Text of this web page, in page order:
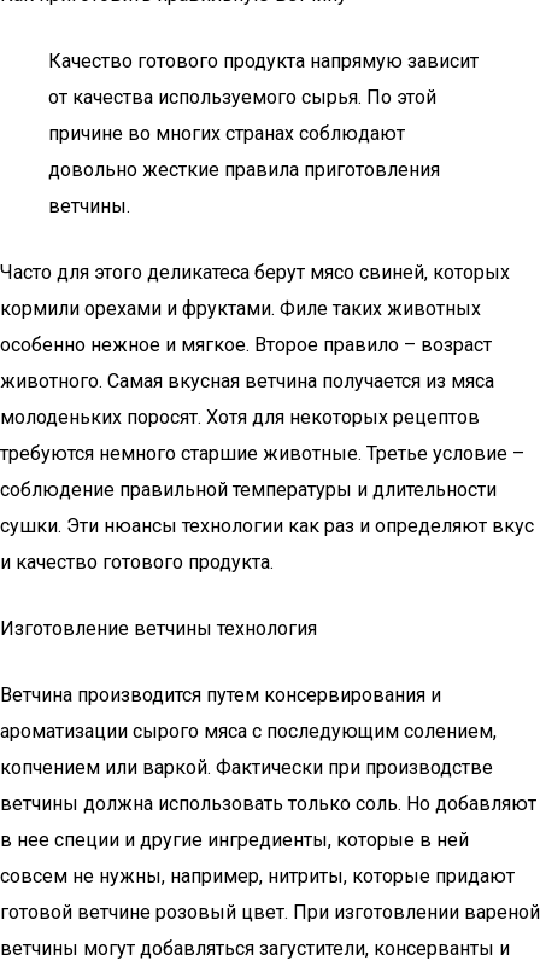
Качество готового продукта напрямую зависит
от качества используемого сырья. По этой
причине во многих странах соблюдают
довольно жесткие правила приготовления
ветчины.
Часто для этого деликатеса берут мясо свиней, которых
кормили орехами и фруктами. Филе таких животных
особенно нежное и мягкое. Второе правило – возраст
животного. Самая вкусная ветчина получается из мяса
молоденьких поросят. Хотя для некоторых рецептов
требуются немного старшие животные. Третье условие –
соблюдение правильной температуры и длительности
сушки. Эти нюансы технологии как раз и определяют вкус
и качество готового продукта.
Изготовление ветчины технология
Ветчина производится путем консервирования и
ароматизации сырого мяса с последующим солением,
копчением или варкой. Фактически при производстве
ветчины должна использовать только соль. Но добавляют
в нее специи и другие ингредиенты, которые в ней
совсем не нужны, например, нитриты, которые придают
готовой ветчине розовый цвет. При изготовлении вареной
ветчины могут добавляться загустители, консерванты и